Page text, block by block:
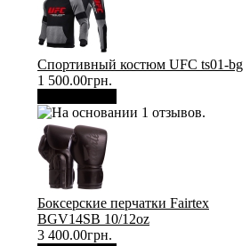
Спортивный костюм UFC ts01-bg
1 500.00грн.
Боксерские перчатки Fairtex
BGV14SB 10/12oz
3 400.00грн.